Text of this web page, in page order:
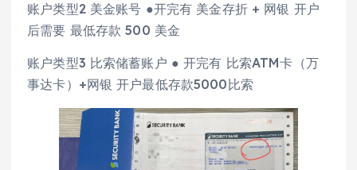
账户类型2 美金账号 ●开完有 美金存折 + 网银 开户
后需要 最低存款 500 美金
账户类型3 比索储蓄账户 ● 开完有 比索ATM卡（万
事达卡）+网银 开户最低存款5000比索